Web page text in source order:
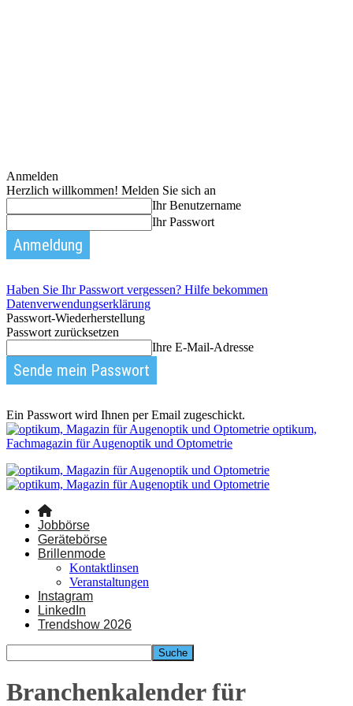
Anmelden
Herzlich willkommen! Melden Sie sich an
Ihr Benutzername
Ihr Passwort
Haben Sie Ihr Passwort vergessen? Hilfe bekommen
Datenverwendungserklärung
Passwort-Wiederherstellung
Passwort zurücksetzen
Ihre E-Mail-Adresse
Ein Passwort wird Ihnen per Email zugeschickt.
optikum,
Fachmagazin für Augenoptik und Optometrie
Jobbörse
Gerätebörse
Brillenmode
Kontaktlinsen
Veranstaltungen
Instagram
LinkedIn
Trendshow 2026
Branchenkalender für